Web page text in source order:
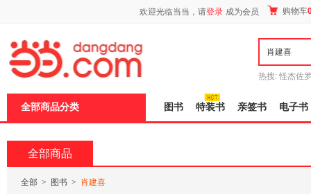
欢迎光临当当，请登录 成为会员 购物车
热搜: 怪杰佐
全部商品分类 图书 特装书 亲签书 电子书
全部商品
全部 > 图书 > 肖建喜
页
加